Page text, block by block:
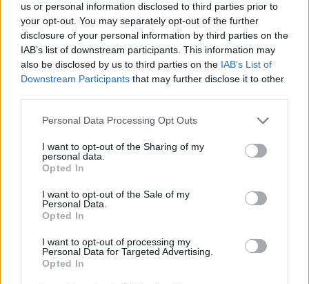
us or personal information disclosed to third parties prior to
your opt-out. You may separately opt-out of the further
disclosure of your personal information by third parties on the
IAB’s list of downstream participants. This information may
also be disclosed by us to third parties on the IAB’s List of
Downstream Participants that may further disclose it to other
Personal Data Processing Opt Outs
I want to opt-out of the Sharing of my
personal data.
Opted In
I want to opt-out of the Sale of my
Personal Data.
Opted In
I want to opt-out of processing my
Personal Data for Targeted Advertising.
Opted In
me Infantinon, federata
del me deklaratë zyrtare:
Model transparent
blihen e shiten dollari dhe
euro, çfarë ndodh me
monedhat e tjera
Flakët përfshijnë banesën
dykatëshe në Fier,
shkaktohen dëme të
konsiderueshme
“Meta” gjobitet me 567
sigurinë e fëmijëve,
kompania: Do ta apelojmë